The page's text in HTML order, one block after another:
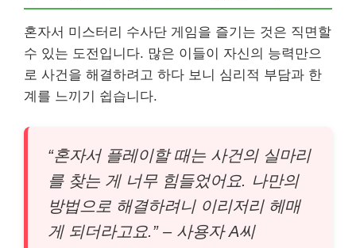
혼자서 미스터리 수사단 게임을 즐기는 것은 직면할
수 있는 도전입니다. 많은 이들이 자신의 능력만으
로 사건을 해결하려고 하다 보니 심리적 부담과 한
계를 느끼기 쉽습니다.
“혼자서 플레이할 때는 사건의 실마리
를 찾는 게 너무 힘들었어요. 나만의
방법으로 해결하려니 이리저리 헤매
게 되더라고요.” – 사용자 A씨